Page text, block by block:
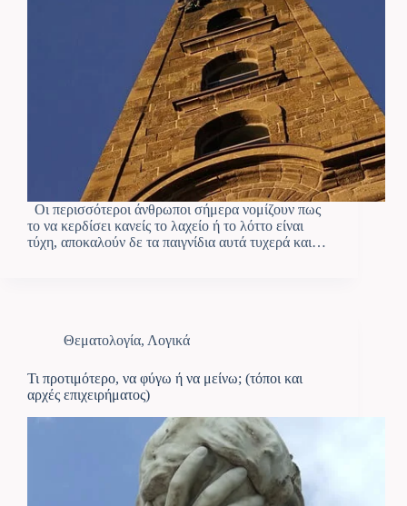
Οι περισσότεροι άνθρωποι σήμερα νομίζουν πως
το να κερδίσει κανείς το λαχείο ή το λόττο είναι
τύχη, αποκαλούν δε τα παιγνίδια αυτά τυχερά και…
Θεματολογία, Λογικά
Τι προτιμότερο, να φύγω ή να μείνω; (τόποι και
αρχές επιχειρήματος)